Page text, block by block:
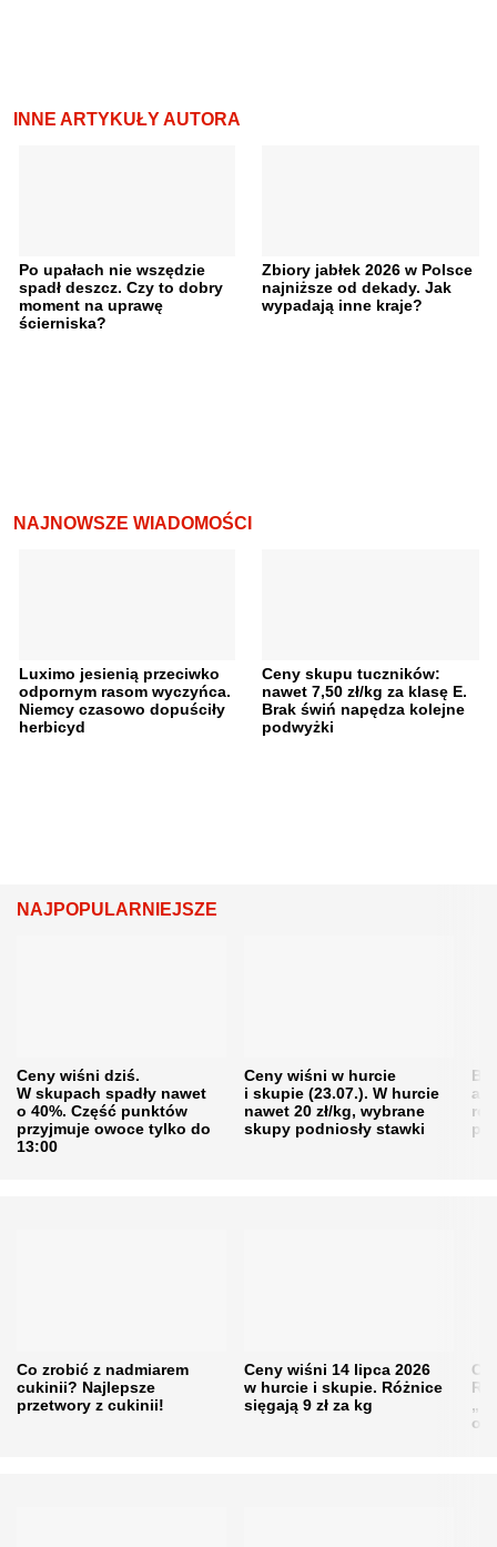
INNE ARTYKUŁY AUTORA
Po upałach nie wszędzie
spadł deszcz. Czy to dobry
moment na uprawę
ścierniska?
Zbiory jabłek 2026 w Polsce
najniższe od dekady. Jak
wypadają inne kraje?
NAJNOWSZE WIADOMOŚCI
Luximo jesienią przeciwko
odpornym rasom wyczyńca.
Niemcy czasowo dopuściły
herbicyd
Ceny skupu tuczników:
nawet 7,50 zł/kg za klasę E.
Brak świń napędza kolejne
podwyżki
NAJPOPULARNIEJSZE
Ceny wiśni dziś.
W skupach spadły nawet
o 40%. Część punktów
przyjmuje owoce tylko do
13:00
Ceny wiśni w hurcie
i skupie (23.07.). W hurcie
nawet 20 zł/kg, wybrane
skupy podniosły stawki
Co zrobić z nadmiarem
cukinii? Najlepsze
przetwory z cukinii!
Ceny wiśni 14 lipca 2026
w hurcie i skupie. Różnice
sięgają 9 zł za kg